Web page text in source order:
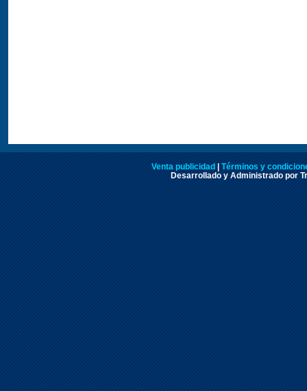
Venta publicidad
Términos y
Desarrollado y Administrado por